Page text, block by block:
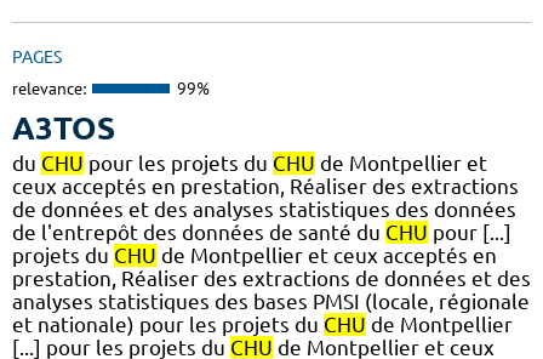
PAGES
relevance: 99%
A3TOS
du CHU pour les projets du CHU de Montpellier et
ceux acceptés en prestation, Réaliser des extractions
de données et des analyses statistiques des données
de l'entrepôt des données de santé du CHU pour [...]
projets du CHU de Montpellier et ceux acceptés en
prestation, Réaliser des extractions de données et des
analyses statistiques des bases PMSI (locale, régionale
et nationale) pour les projets du CHU de Montpellier
[...] pour les projets du CHU de Montpellier et ceux